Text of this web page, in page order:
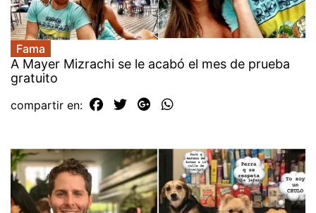
Fama
A Mayer Mizrachi se le acabó el mes de prueba
gratuito
compartir en: